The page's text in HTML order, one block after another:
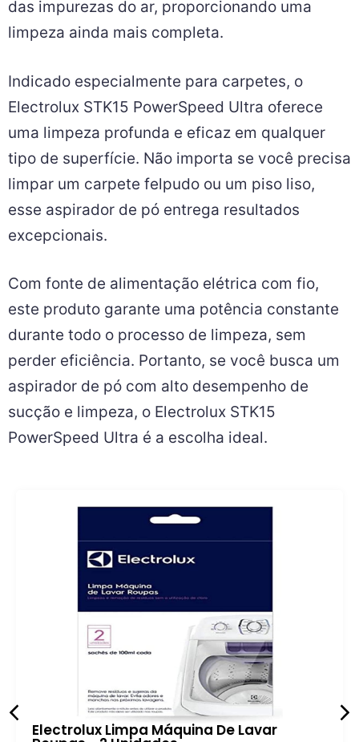
das impurezas do ar, proporcionando uma
limpeza ainda mais completa.
Indicado especialmente para carpetes, o
Electrolux STK15 PowerSpeed Ultra oferece
uma limpeza profunda e eficaz em qualquer
tipo de superfície. Não importa se você precisa
limpar um carpete felpudo ou um piso liso,
esse aspirador de pó entrega resultados
excepcionais.
Com fonte de alimentação elétrica com fio,
este produto garante uma potência constante
durante todo o processo de limpeza, sem
perder eficiência. Portanto, se você busca um
aspirador de pó com alto desempenho de
sucção e limpeza, o Electrolux STK15
PowerSpeed Ultra é a escolha ideal.